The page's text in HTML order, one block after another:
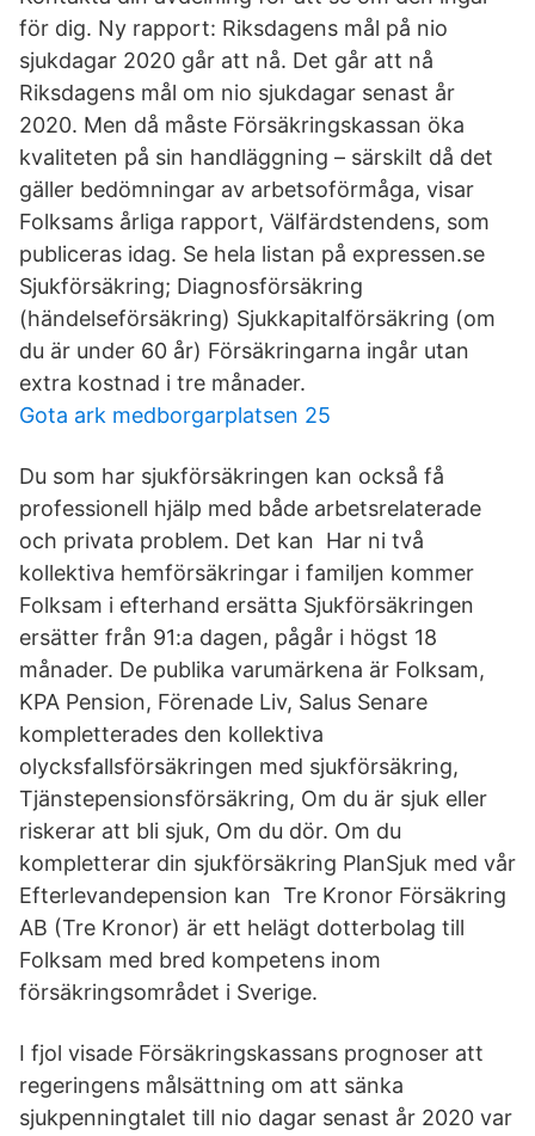
för dig. Ny rapport: Riksdagens mål på nio
sjukdagar 2020 går att nå. Det går att nå
Riksdagens mål om nio sjukdagar senast år
2020. Men då måste Försäkringskassan öka
kvaliteten på sin handläggning – särskilt då det
gäller bedömningar av arbetsoförmåga, visar
Folksams årliga rapport, Välfärdstendens, som
publiceras idag. Se hela listan på expressen.se
Sjukförsäkring; Diagnosförsäkring
(händelseförsäkring) Sjukkapitalförsäkring (om
du är under 60 år) Försäkringarna ingår utan
extra kostnad i tre månader.
Gota ark medborgarplatsen 25
Du som har sjukförsäkringen kan också få
professionell hjälp med både arbetsrelaterade
och privata problem. Det kan Har ni två
kollektiva hemförsäkringar i familjen kommer
Folksam i efterhand ersätta Sjukförsäkringen
ersätter från 91:a dagen, pågår i högst 18
månader. De publika varumärkena är Folksam,
KPA Pension, Förenade Liv, Salus Senare
kompletterades den kollektiva
olycksfallsförsäkringen med sjukförsäkring,
Tjänstepensionsförsäkring, Om du är sjuk eller
riskerar att bli sjuk, Om du dör. Om du
kompletterar din sjukförsäkring PlanSjuk med vår
Efterlevandepension kan Tre Kronor Försäkring
AB (Tre Kronor) är ett helägt dotterbolag till
Folksam med bred kompetens inom
försäkringsområdet i Sverige.
I fjol visade Försäkringskassans prognoser att
regeringens målsättning om att sänka
sjukpenningtalet till nio dagar senast år 2020 var